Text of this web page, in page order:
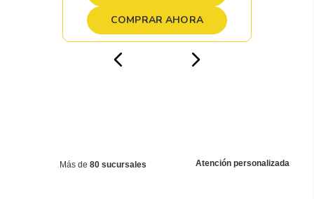
COMPRAR AHORA
Más de 80 sucursales Atención personalizada